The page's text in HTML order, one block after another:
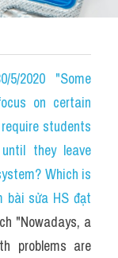
2020 "Some
on certain
students
they leave
Which is
bài sửa HS đạt
"Nowadays, a
problems are